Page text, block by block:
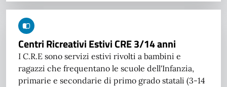
Centri Ricreativi Estivi CRE 3/14 anni
I C.R.E sono servizi estivi rivolti a bambini e
ragazzi che frequentano le scuole dell'Infanzia,
primarie e secondarie di primo grado statali (3-14